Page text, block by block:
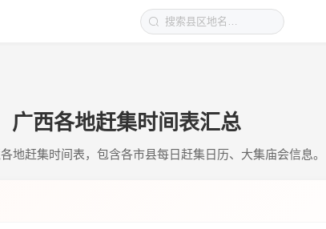
广西各地赶集时间表汇总
地赶集时间表，包含各市县每日赶集日历、大集庙会信息。